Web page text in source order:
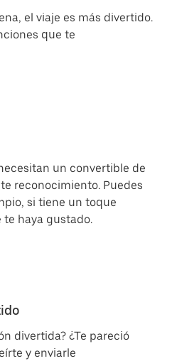
el viaje es más divertido.
que te
un convertible de
reconocimiento. Puedes
si tiene un toque
te haya gustado.
divertida? ¿Te pareció
y enviarle